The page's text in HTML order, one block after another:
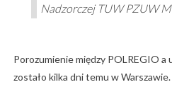
Nadzorczej TUW PZUW
Porozumienie między POLREGIO
zostało kilka dni temu w Warszawie.